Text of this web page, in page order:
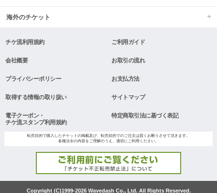
海外のチケット
チケ流利用規約 ご利用ガイド
会社概要 お取引の流れ
プライバシーポリシー お支払方法
取得する情報の取り扱い サイトマップ
電子クーポン・
チケ流スタンプ利用規約
特定商取引法に基づく表記
転売目的で購入したチケットの掲載及び、転売目的でのご注文は固くお断りさせて頂きます。
各種法令の内容をご理解のうえ、適切にご利用ください。
Copyright (C)1999-2026 Wavedash Co., Ltd. All Rights Reserved.